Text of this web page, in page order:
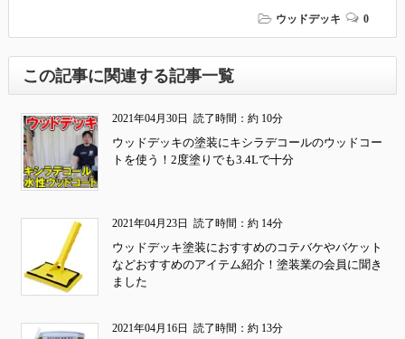
ウッドデッキ 0
この記事に関連する記事一覧
2021年04月30日 読了時間：約 10分
ウッドデッキの塗装にキシラデコールのウッドコー
トを使う！2度塗りでも3.4Lで十分
2021年04月23日 読了時間：約 14分
ウッドデッキ塗装におすすめのコテバケやバケット
などおすすめのアイテム紹介！塗装業の会員に聞き
ました
2021年04月16日 読了時間：約 13分